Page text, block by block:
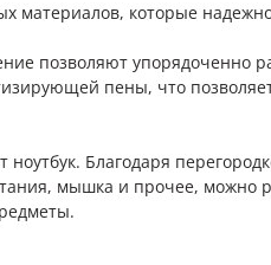
материалов, которые
позволяют упорядоченно
пены, что
Благодаря
мышка и прочее, можно